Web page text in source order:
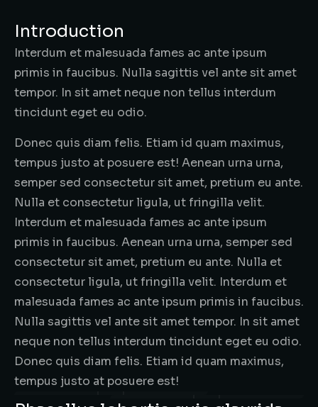
Introduction
Interdum et malesuada fames ac ante ipsum
primis in faucibus. Nulla sagittis vel ante sit amet
tempor. In sit amet neque non tellus interdum
tincidunt eget eu odio.
Donec quis diam felis. Etiam id quam maximus,
tempus justo at posuere est! Aenean urna urna,
semper sed consectetur sit amet, pretium eu ante.
Nulla et consectetur ligula, ut fringilla velit.
Interdum et malesuada fames ac ante ipsum
primis in faucibus. Aenean urna urna, semper sed
consectetur sit amet, pretium eu ante. Nulla et
consectetur ligula, ut fringilla velit. Interdum et
malesuada fames ac ante ipsum primis in faucibus.
Nulla sagittis vel ante sit amet tempor. In sit amet
neque non tellus interdum tincidunt eget eu odio.
Donec quis diam felis. Etiam id quam maximus,
tempus justo at posuere est!